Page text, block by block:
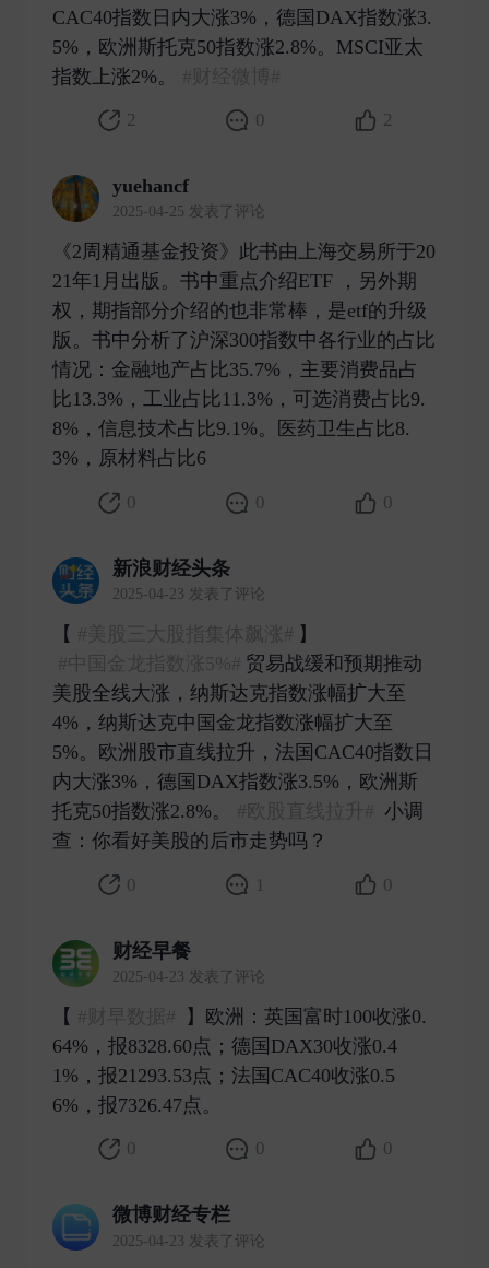
CAC40指数日内大涨3%，德国DAX指数涨3.
5%，欧洲斯托克50指数涨2.8%。MSCI亚太
指数上涨2%。
2 0 2
yuehancf
2025-04-25 发表了评论
《2周精通基金投资》此书由上海交易所于20
21年1月出版。书中重点介绍ETF ，另外期
权，期指部分介绍的也非常棒，是etf的升级
版。书中分析了沪深300指数中各行业的占比
情况：金融地产占比35.7%，主要消费品占
比13.3%，工业占比11.3%，可选消费占比9.
8%，信息技术占比9.1%。医药卫生占比8.
3%，原材料占比6 ​
0 0 0
新浪财经头条
2025-04-23 发表了评论
【​​​
】
贸易战缓和预期推动
美股全线大涨，纳斯达克指数涨幅扩大至
4%，纳斯达克中国金龙指数涨幅扩大至
5%。欧洲股市直线拉升，法国CAC40指数日
内大涨3%，德国DAX指数涨3.5%，欧洲斯
托克50指数涨2.8%。
小调
查：你看好美股的后市走势吗？ ​
0 1 0
财经早餐
2025-04-23 发表了评论
【
】欧洲：英国富时100收涨0.
64%，报8328.60点；德国DAX30收涨0.4
1%，报21293.53点；法国CAC40收涨0.5
6%，报7326.47点。 ​
0 0 0
微博财经专栏
2025-04-23 发表了评论